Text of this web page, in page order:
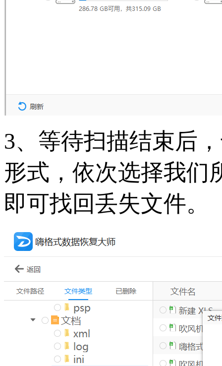
3、等待扫描结束后
形式，依次选择我们
即可找回丢失文件。